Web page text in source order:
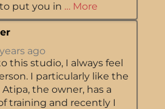
put you in … More
ago
this studio, I always feel
I particularly like the
the owner, has a
training and recently I